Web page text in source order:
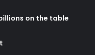
on the table